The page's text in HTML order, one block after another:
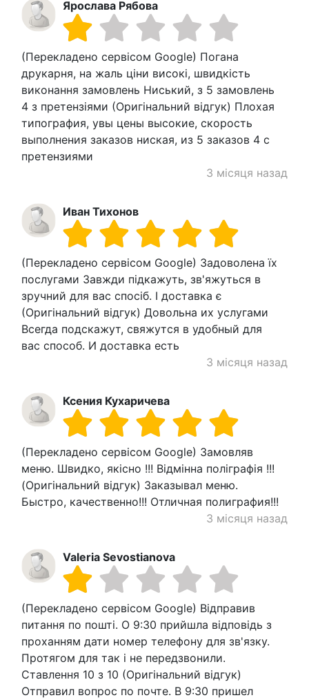
Ярослава Рябова
(Перекладено сервісом Google) Погана
друкарня, на жаль ціни високі, швидкість
виконання замовлень Ниський, з 5 замовлень
4 з претензіями (Оригінальний відгук) Плохая
типография, увы цены высокие, скорость
выполнения заказов ниская, из 5 заказов 4 с
претензиями
3 місяця назад
Иван Тихонов
(Перекладено сервісом Google) Задоволена їх
послугами Завжди підкажуть, зв'яжуться в
зручний для вас спосіб. І доставка є
(Оригінальний відгук) Довольна их услугами
Всегда подскажут, свяжутся в удобный для
вас способ. И доставка есть
3 місяця назад
Ксения Кухаричева
(Перекладено сервісом Google) Замовляв
меню. Швидко, якісно !!! Відмінна поліграфія !!!
(Оригінальний відгук) Заказывал меню.
Быстро, качественно!!! Отличная полиграфия!!!
3 місяця назад
Valeria Sevostianova
(Перекладено сервісом Google) Відправив
питання по пошті. О 9:30 прийшла відповідь з
проханням дати номер телефону для зв'язку.
Протягом для так і не передзвонили.
Ставлення 10 з 10 (Оригінальний відгук)
Отправил вопрос по почте. В 9:30 пришел